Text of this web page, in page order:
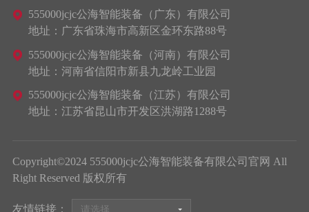
555000jcjc公海智能装备（广东）有限公司
地址：广东省珠海市高新区金环东路88号
555000jcjc公海智能装备（河南）有限公司
地址：河南省信阳市新县九龙岭工业园
555000jcjc公海智能装备（江苏）有限公司
地址：江苏省昆山市开发区洪湖路1288号
Copyright©2024 555000jcjc公海智能装备有限公司官网 All
Right Reserved 版权所有
友情链接： 请选择